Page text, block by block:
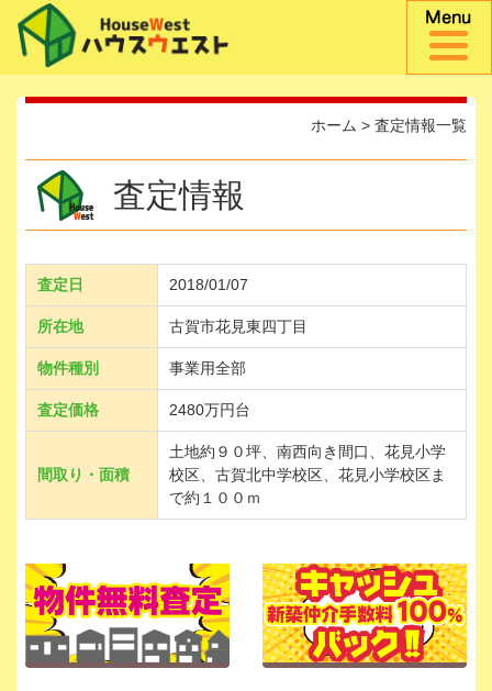
ホーム > 査定情報一覧
査定情報
査定日 2018/01/07
所在地 古賀市花見東四丁目
物件種別 事業用全部
査定価格 2480万円台
間取り・面積
土地約９０坪、南西向き間口、花見小学
校区、古賀北中学校区、花見小学校区ま
で約１００ｍ